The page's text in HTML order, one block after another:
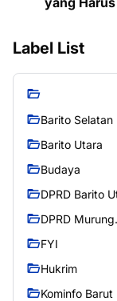
Label List
Barito Selatan
Barito Utara
Budaya
DPRD Barito
DPRD Murung
FYI
Hukrim
Kominfo Barut